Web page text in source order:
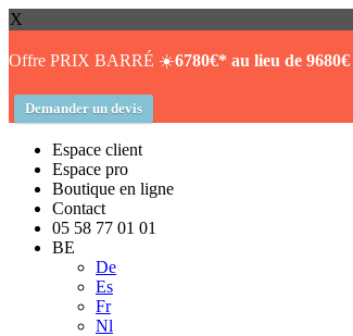
X
Offre PRIX BARRÉ ☀️6780€* au lieu de 9680€
Demander un devis
Espace client
Espace pro
Boutique en ligne
Contact
05 58 77 01 01
BE
De
Es
Fr
Nl